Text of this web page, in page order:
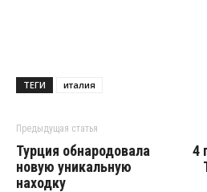
ТЕГИ италия
Предыдущая статья
Турция обнародовала
новую уникальную
находку
4